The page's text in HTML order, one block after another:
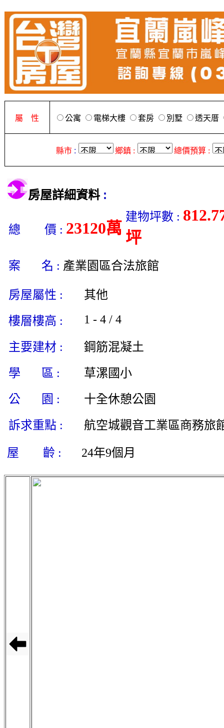
屬 性 公寓 電梯大樓 套房 別墅 透天厝
縣市 : 鄉鎮 : 總價預算 :
房屋詳細資料 :
總 價 : 23120萬
建物坪數 :
坪
案 名 : 產業園區合法旅館
房屋屬性 :
其他
樓層樓高 :
1 - 4 / 4
主要建材 :
鋼筋混凝土
學 區 :
草漯國小
公 園 :
十全休憩公園
訴求重點 :
航空城觀音工業區商務
屋 齡 : 24年9個月